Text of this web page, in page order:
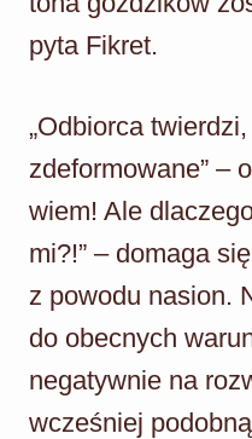
pyta Fikret.
„Odbiorca
zdeformowane” –
wiem! Ale
mi?!” – domaga
z powodu nasion.
do obecnych
negatywnie na
wcześniej